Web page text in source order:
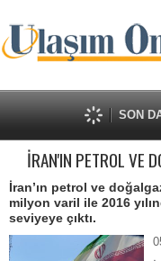
SON
İRAN'IN PETROL VE
İran’ın petrol ve
milyon varil ile 2016
seviyeye çıktı.